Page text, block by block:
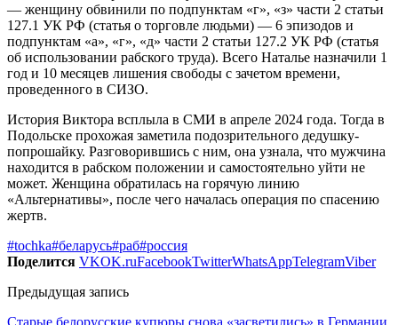
— женщину обвинили по подпунктам «г», «з» части 2 статьи
127.1 УК РФ (статья о торговле людьми) — 6 эпизодов и
подпунктам «а», «г», «д» части 2 статьи 127.2 УК РФ (статья
об использовании рабского труда). Всего Наталье назначили 1
год и 10 месяцев лишения свободы с зачетом времени,
проведенного в СИЗО.
История Виктора всплыла в СМИ в апреле 2024 года. Тогда в
Подольске прохожая заметила подозрительного дедушку-
попрошайку. Разговорившись с ним, она узнала, что мужчина
находится в рабском положении и самостоятельно уйти не
может. Женщина обратилась на горячую линию
«Альтернативы», после чего началась операция по спасению
жертв.
#tochka#беларусь#раб#россия
Поделится VKOK.ruFacebookTwitterWhatsAppTelegramViber
Предыдущая запись
Старые белорусские купюры снова «засветились» в Германии